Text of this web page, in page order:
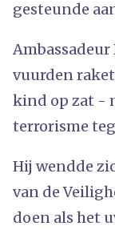
gesteunde
vuurden
kind op zat -
terrorisme
Hij wendde
van de
doen als het